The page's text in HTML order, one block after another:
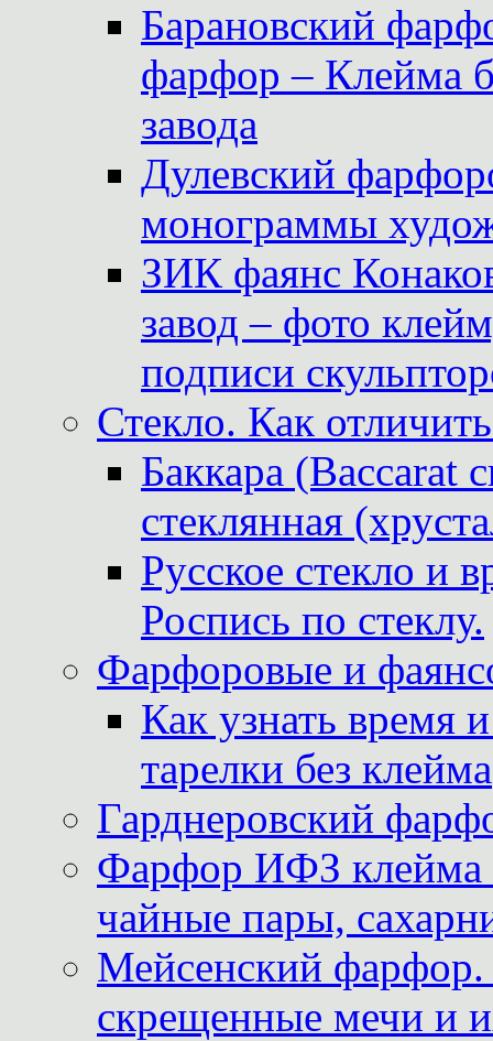
Барановский
фарфор – Клейма
завода
Дулевский
монограммы
ЗИК фаянс
завод – фото
подписи
Стекло. Как
Баккара (Baccarat
стеклянная
Русское стекло и
Роспись по стеклу.
Фарфоровые и
Как узнать время
тарелки без клейма
Гарднеровский
Фарфор ИФЗ клейма
чайные пары,
Мейсенский фарфор.
скрещенные мечи и